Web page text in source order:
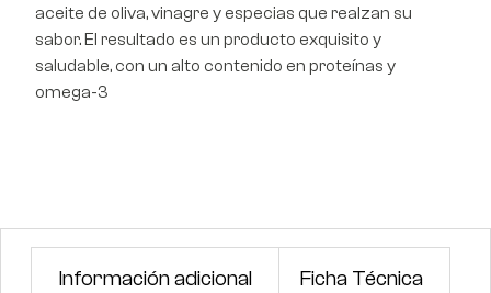
aceite de oliva, vinagre y especias que realzan su
sabor. El resultado es un producto exquisito y
saludable, con un alto contenido en proteínas y
omega-3
Información adicional Ficha Técnica